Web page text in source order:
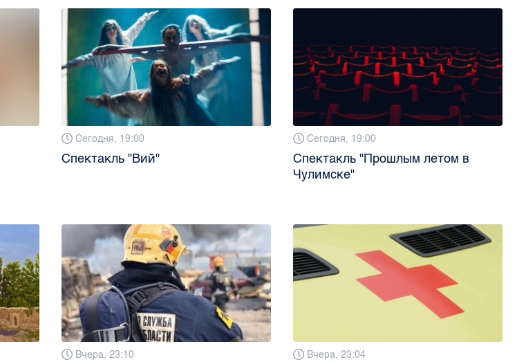
Сегодня, 19:00
Спектакль "Вий"
Сегодня, 19:00
Спектакль "Прошлым летом в
Чулимске"
Вчера, 23:10 Вчера, 23:04